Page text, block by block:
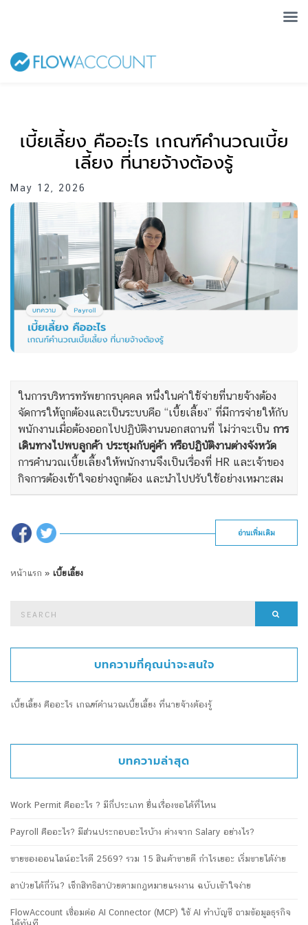
เบี้ยเลี้ยง คืออะไร เกณฑ์คำนวณเบี้ย
เลี้ยง ที่นายจ้างต้องรู้
May 12, 2026
ในการบริหารทรัพยากรบุคคล หนึ่งในค่าใช้จ่ายที่นายจ้างต้อง
จัดการให้ถูกต้องและเป็นระบบคือ “เบี้ยเลี้ยง” ที่มีการจ่ายให้กับ
พนักงานเมื่อต้องออกไปปฏิบัติงานนอกสถานที่ ไม่ว่าจะเป็น การ
เดินทางไปพบลูกค้า ประชุมกับคู่ค้า หรือปฏิบัติงานต่างจังหวัด
การคำนวณเบี้ยเลี้ยงให้พนักงานจึงเป็นเรื่องที่ HR และเจ้าของ
กิจการต้องเข้าใจอย่างถูกต้อง และนำไปปรับใช้อย่างเหมาะสม
อ่านเพิ่มเติม
หน้าแรก » เบี้ยเลี้ยง
บทความที่คุณน่าจะสนใจ
เบี้ยเลี้ยง คืออะไร เกณฑ์คำนวณเบี้ยเลี้ยง ที่นายจ้างต้องรู้
บทความล่าสุด
Work Permit คืออะไร ? มีกี่ประเภท ยื่นเรื่องขอได้ที่ไหน
Payroll คืออะไร? มีส่วนประกอบอะไรบ้าง ต่างจาก Salary อย่างไร?
ขายของออนไลน์อะไรดี 2569? รวม 15 สินค้าขายดี กำไรเยอะ เริ่มขายได้ง่าย
ลาป่วยได้กี่วัน? เช็กสิทธิลาป่วยตามกฎหมายแรงงาน ฉบับเข้าใจง่าย
FlowAccount เชื่อมต่อ AI Connector (MCP) ใช้ AI ทำบัญชี ถามข้อมูลธุรกิจ